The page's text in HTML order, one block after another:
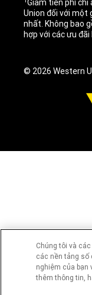
Giảm tiền phí chỉ
Union đối với một
nhất. Không bao
hợp với các ưu
© 2026 Western
Chúng tôi và
các nền tảng số
nghiệm của bạn
thêm thông tin,